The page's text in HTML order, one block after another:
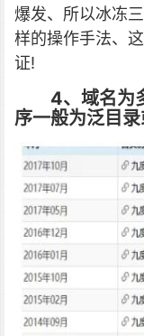
爆发、所以冰冻
样的操作手法、
证!
4、域名为
序一般为泛目